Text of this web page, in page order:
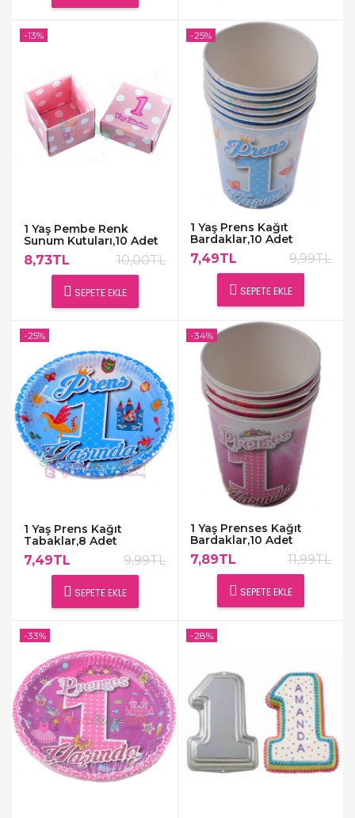
1 Yaş Pembe Renk
Sunum Kutuları,10 Adet
8,73TL 10,00TL
SEPETE EKLE
-13%
1 Yaş Prens Kağıt
Bardaklar,10 Adet
7,49TL 9,99TL
SEPETE EKLE
-25%
1 Yaş Prens Kağıt
Tabaklar,8 Adet
7,49TL 9,99TL
SEPETE EKLE
-25%
1 Yaş Prenses Kağıt
Bardaklar,10 Adet
7,89TL 11,99TL
SEPETE EKLE
-34%
-33% -28%